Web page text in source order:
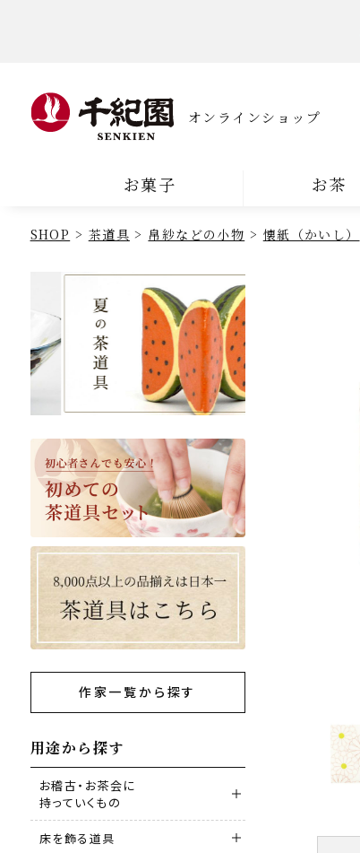
オンラインショップ
お菓子 お茶
SHOP 茶道具 帛紗などの小物 懐紙（かいし）
作家一覧から探す
用途から探す
お稽古・お茶会に
持っていくもの
床を飾る道具